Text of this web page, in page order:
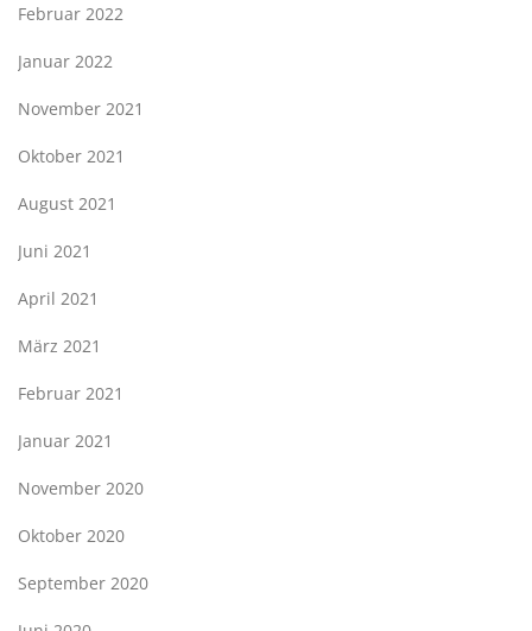
Februar 2022
Januar 2022
November 2021
Oktober 2021
August 2021
Juni 2021
April 2021
März 2021
Februar 2021
Januar 2021
November 2020
Oktober 2020
September 2020